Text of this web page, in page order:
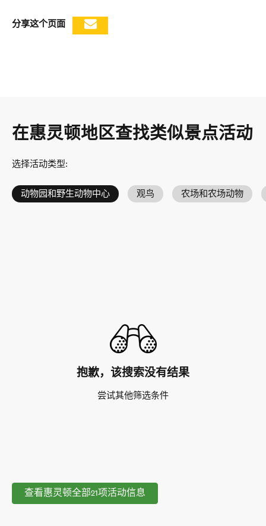
分享这个页面
在惠灵顿地区查找类似景点活动
选择活动类型:
动物园和野生动物中心 观鸟 农场和农场动物
抱歉，该搜索没有结果
尝试其他筛选条件
查看惠灵顿全部21项活动信息